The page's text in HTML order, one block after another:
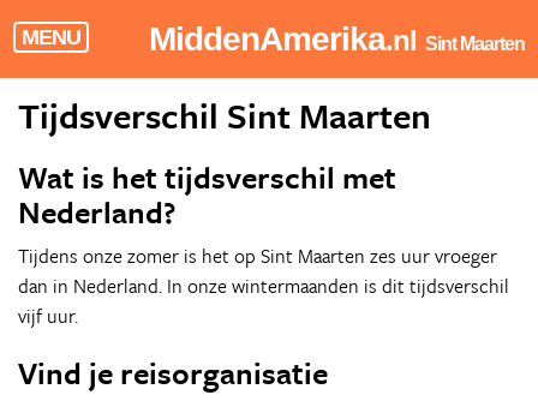
MENU MiddenAmerika.nl Sint Maarten
Tijdsverschil Sint Maarten
Wat is het tijdsverschil met
Nederland?
Tijdens onze zomer is het op Sint Maarten zes uur vroeger
dan in Nederland. In onze wintermaanden is dit tijdsverschil
vijf uur.
Vind je reisorganisatie